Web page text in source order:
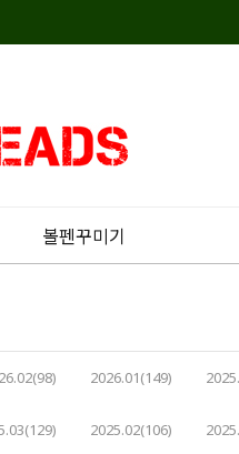
볼펜꾸미기
2026.01(149)
2025.02(106)